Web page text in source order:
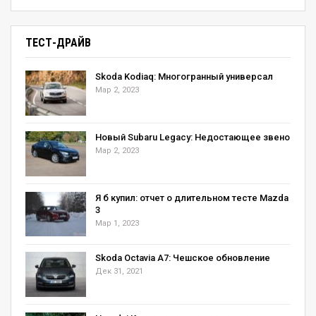
На фото: интерьер Jaguar XKSS Continuation
Под последнее пришлось переделывать и
подсчитали, что для сборки каждого родстера
потребуется около 10 тысяч человеко-часов, а
коллекционерам и клиентам марки.
ТЕСТ-ДРАЙВ
Skoda Kodiaq: Многогранный универсал
Мар 2, 2023
Новый Subaru Legacy: Недостающее звено
Мар 2, 2023
Я б купил: отчет о длительном тесте Mazda
3
Мар 1, 2023
Skoda Octavia А7: Чешское обновление
Дек 31, 2021